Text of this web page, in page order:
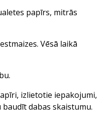
papīrs, mitrās
Vēsā laikā
izlietotie iepakojumi,
dabas skaistumu.